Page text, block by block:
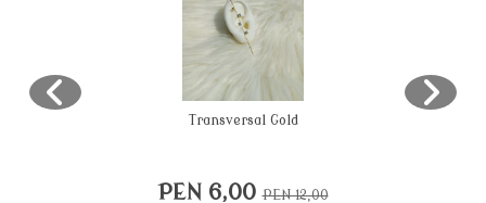
Transversal Gold
PEN 6,00PEN 12,00